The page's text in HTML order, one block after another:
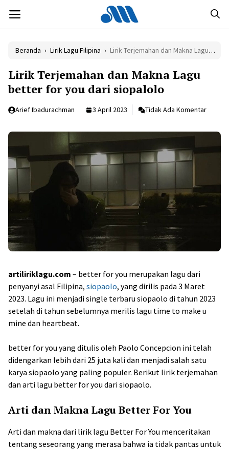
isi
MENU
Beranda › Lirik Lagu Filipina › Lirik Terjemahan dan Makna Lagu better for you dari siopalolo
Lirik Terjemahan dan Makna Lagu
better for you dari siopalolo
Arief Ibadurachman 3 April 2023 Tidak Ada Komentar
artiliriklagu.com – better for you merupakan lagu dari
penyanyi asal Filipina, siopaolo, yang dirilis pada 3 Maret
2023. Lagu ini menjadi single terbaru siopaolo di tahun 2023
setelah di tahun sebelumnya merilis lagu time to make u
mine dan heartbeat.
better for you yang ditulis oleh Paolo Concepcion ini telah
didengarkan lebih dari 25 juta kali dan menjadi salah satu
karya siopaolo yang paling populer. Berikut lirik terjemahan
dan arti lagu better for you dari siopaolo.
Arti dan Makna Lagu Better For You
Arti dan makna dari lirik lagu Better For You menceritakan
tentang seseorang yang merasa bahwa ia tidak pantas untuk